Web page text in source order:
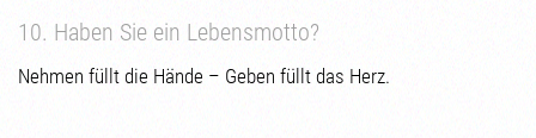
10. Haben Sie ein Lebensmotto?
Nehmen füllt die Hände – Geben füllt das Herz.